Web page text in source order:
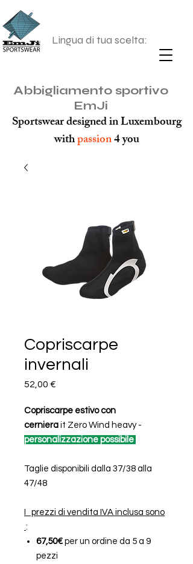
Lingua di tua scelta:
Abbigliamento sportivo
EmJi
Sportswear designed in Luxembourg
withpassion4 you
Copriscarpe
invernali
52,00 €
Copriscarpe estivo con
cerniera it Zero Wind heavy -
personalizzazione possibile
Taglie disponibili dalla 37/38 alla
47/48
I prezzi di vendita IVA inclusa sono
:
67,50€ per un ordine da 5 a 9
pezzi